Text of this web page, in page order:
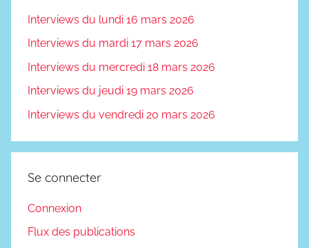
Interviews du lundi 16 mars 2026
Interviews du mardi 17 mars 2026
Interviews du mercredi 18 mars 2026
Interviews du jeudi 19 mars 2026
Interviews du vendredi 20 mars 2026
Se connecter
Connexion
Flux des publications